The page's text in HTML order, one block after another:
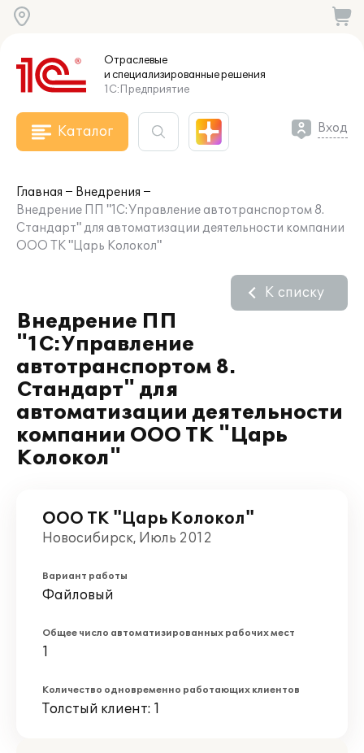
Отраслевые
и специализированныерешения
1С:Предприятие
Каталог Вход
Главная
Внедрения
Внедрение ПП "1С:Управление автотранспортом 8.
Стандарт" для автоматизации деятельности компании
ООО ТК "Царь Колокол"
Внедрение ПП
"1С:Управление
автотранспортом 8.
Стандарт" для
автоматизации деятельности
компании ООО ТК "Царь
Колокол"
К списку
ООО ТК "Царь Колокол"
Новосибирск, Июль 2012
Вариант работы
Файловый
Общее число автоматизированных рабочих мест
1
Количество одновременно работающих клиентов
Толстый клиент: 1